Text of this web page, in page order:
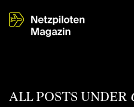
ALL POSTS UNDER